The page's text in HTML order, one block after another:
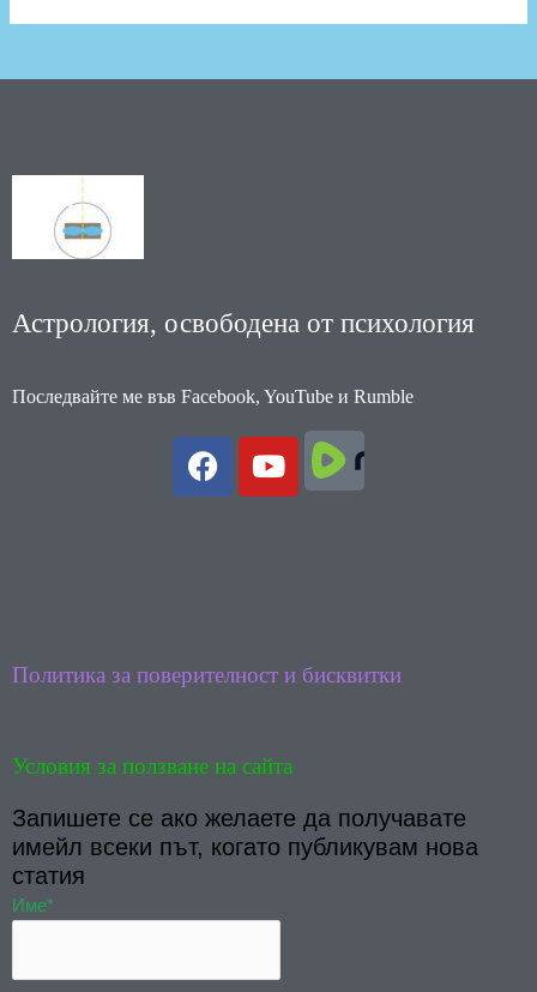
Астрология, освободена от психология
Последвайте ме във Facebook, YouTube и Rumble
F
a
c
Y
o
u
Политика за поверителност и бисквитки
Условия за ползване на сайта
Запишете се ако желаете да получавате
имейл всеки път, когато публикувам нова
статия
Име*